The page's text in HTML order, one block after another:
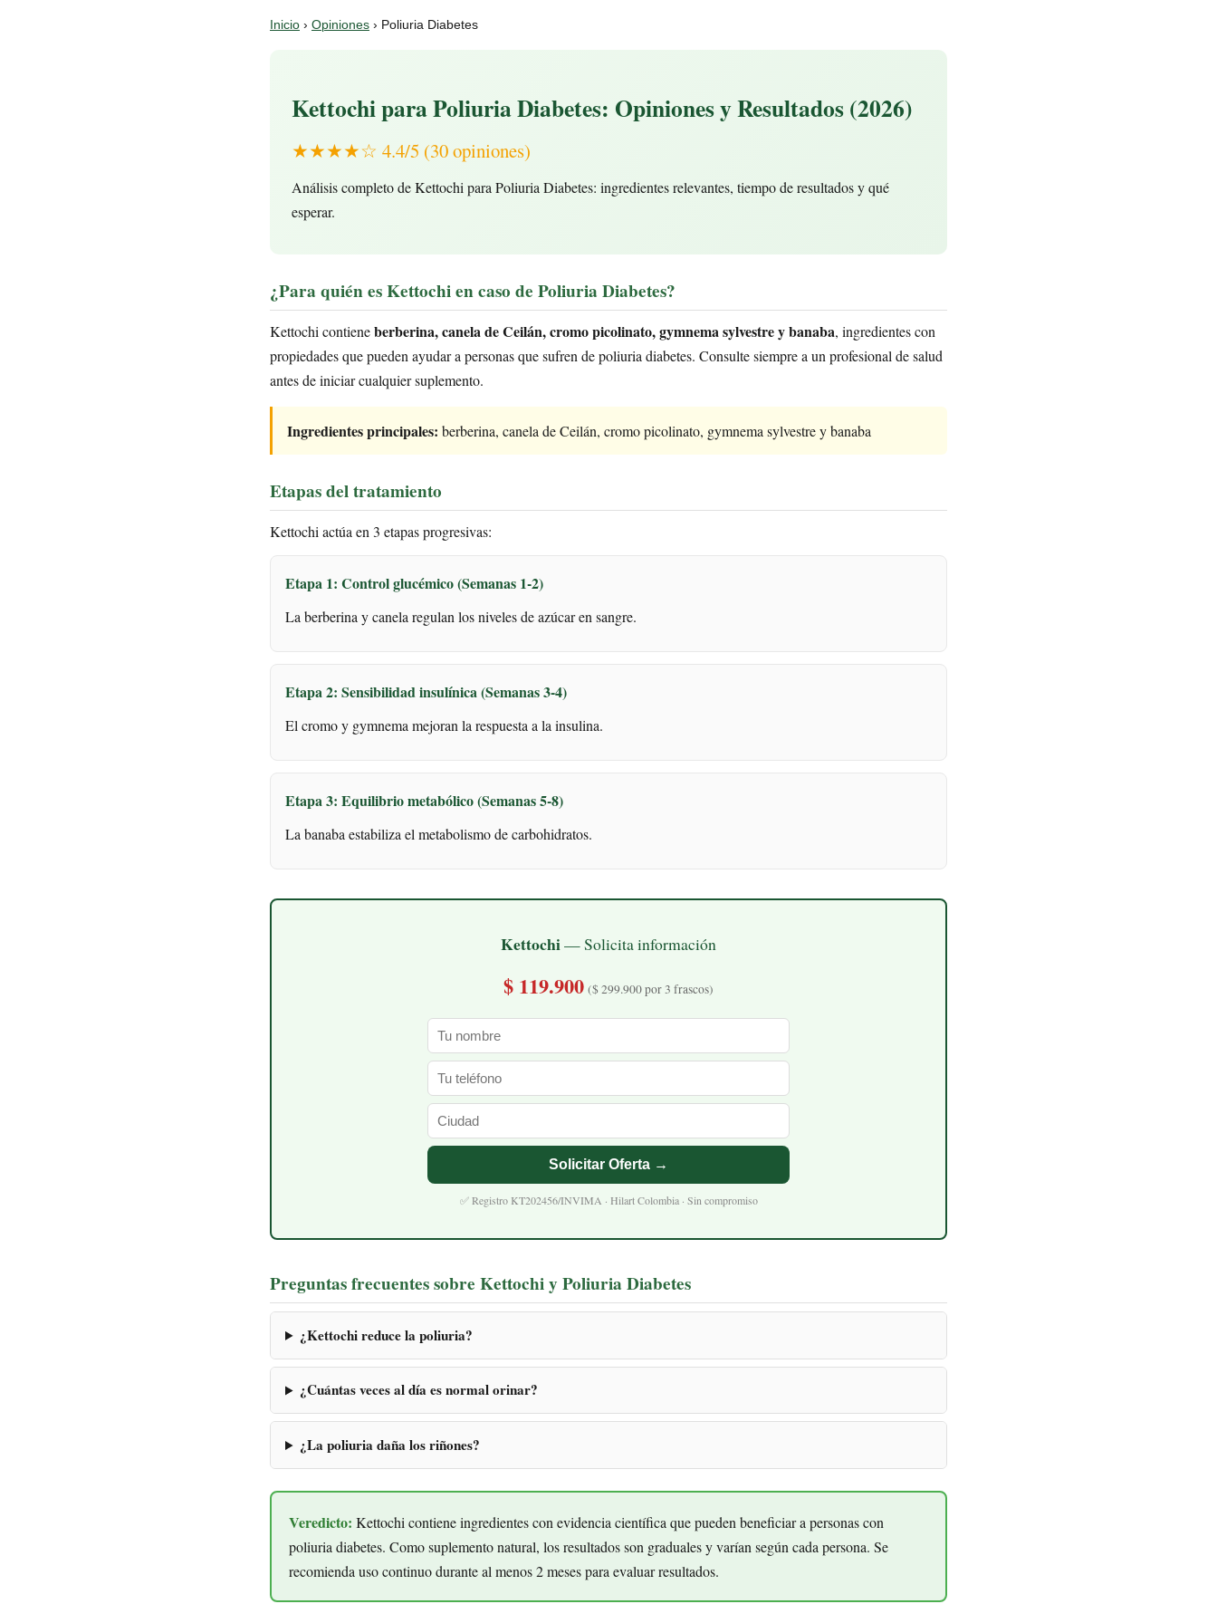
Inicio › Opiniones › Poliuria Diabetes
Kettochi para Poliuria Diabetes: Opiniones y Resultados (2026)
★★★★☆ 4.4/5 (30 opiniones)
Análisis completo de Kettochi para Poliuria Diabetes: ingredientes relevantes, tiempo de resultados y qué
esperar.
¿Para quién es Kettochi en caso de Poliuria Diabetes?
Kettochi contieneberberina, canela de Ceilán, cromo picolinato, gymnema sylvestre y banaba, ingredientes con
propiedades que pueden ayudar a personas que sufren de poliuria diabetes. Consulte siempre a un profesional de salud
antes de iniciar cualquier suplemento.
Ingredientes principales: berberina, canela de Ceilán, cromo picolinato, gymnema sylvestre y banaba
Etapas del tratamiento
Kettochi actúa en 3 etapas progresivas:
Etapa 1: Control glucémico (Semanas 1-2)
La berberina y canela regulan los niveles de azúcar en sangre.
Etapa 2: Sensibilidad insulínica (Semanas 3-4)
El cromo y gymnema mejoran la respuesta a la insulina.
Etapa 3: Equilibrio metabólico (Semanas 5-8)
La banaba estabiliza el metabolismo de carbohidratos.
Kettochi— Solicita información
$ 119.900 ($ 299.900 por 3 frascos)
Solicitar Oferta →
✅ Registro KT202456/INVIMA · Hilart Colombia · Sin compromiso
Preguntas frecuentes sobre Kettochi y Poliuria Diabetes
¿Kettochi reduce la poliuria?
¿Cuántas veces al día es normal orinar?
¿La poliuria daña los riñones?
Veredicto: Kettochi contiene ingredientes con evidencia científica que pueden beneficiar a personas con
poliuria diabetes. Como suplemento natural, los resultados son graduales y varían según cada persona. Se
recomienda uso continuo durante al menos 2 meses para evaluar resultados.